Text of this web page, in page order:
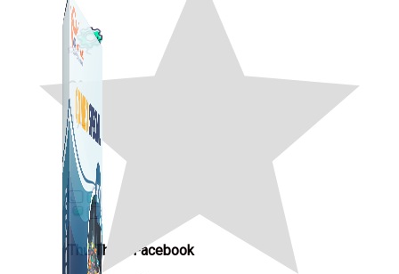
Công Cụ Marketing
1,066 bài viết
Thủ Thuật Facebook